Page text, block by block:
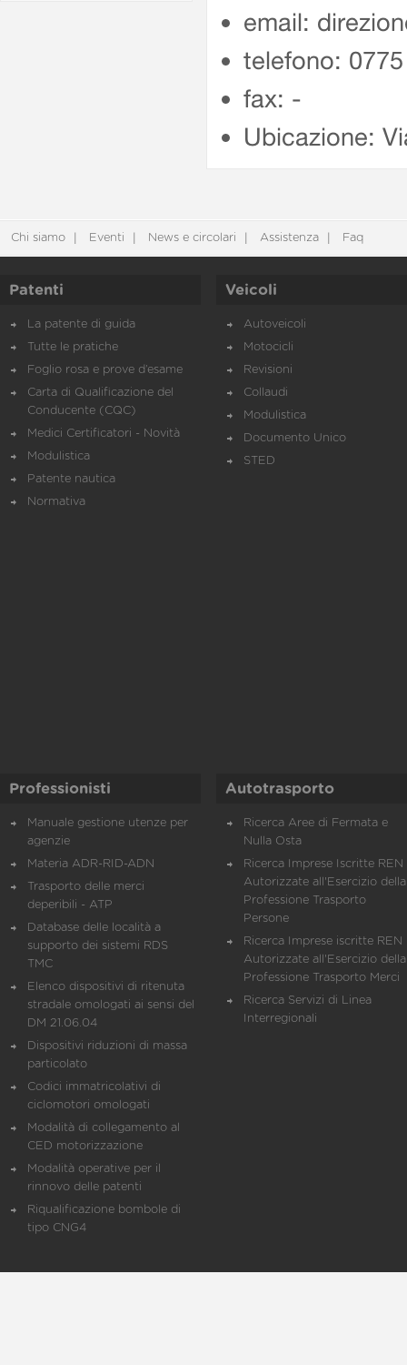
email:
telefono:
fax: -
Ubicazione:
Chi siamo Eventi News e circolari Assistenza Faq
Patenti
La patente di guida
Tutte le pratiche
Foglio rosa e prove d’esame
Carta di Qualificazione del
Conducente (CQC)
Medici Certificatori - Novità
Modulistica
Patente nautica
Normativa
Veicoli
Autoveicoli
Motocicli
Revisioni
Collaudi
Modulistica
Documento Unico
STED
Professionisti
Manuale gestione utenze per
agenzie
Materia ADR-RID-ADN
Trasporto delle merci
deperibili - ATP
Database delle località a
supporto dei sistemi RDS
TMC
Elenco dispositivi di ritenuta
stradale omologati ai sensi del
DM 21.06.04
Dispositivi riduzioni di massa
particolato
Codici immatricolativi di
ciclomotori omologati
Modalità di collegamento al
CED motorizzazione
Modalità operative per il
rinnovo delle patenti
Riqualificazione bombole di
tipo CNG4
Autotrasporto
Ricerca Aree di Fermata e
Nulla Osta
Ricerca Imprese Iscritte REN
Autorizzate all'Esercizio della
Professione Trasporto
Persone
Ricerca Imprese iscritte REN
Autorizzate all'Esercizio della
Professione Trasporto Merci
Ricerca Servizi di Linea
Interregionali